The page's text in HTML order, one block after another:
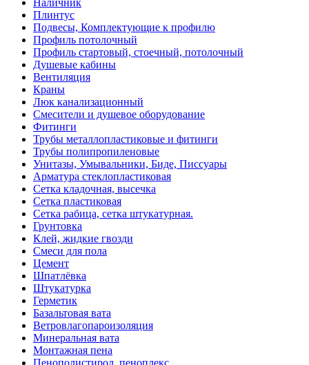
Плинтус
Подвесы, Комплектующие к профилю
Профиль потолочный
Профиль стартовый, стоечный, потолочный
Душевые кабины
Вентиляция
Краны
Люк канализационный
Смесители и душевое оборудование
Фитинги
Трубы металлопластиковые и фитинги
Трубы полипропиленовые
Унитазы, Умывальники, Биде, Писсуары
Арматура стеклопластиковая
Сетка кладочная, высечка
Сетка пластиковая
Сетка рабица, сетка штукатурная.
Грунтовка
Клей, жидкие гвозди
Смеси для пола
Цемент
Шпатлёвка
Штукатурка
Герметик
Базальтовая вата
Ветровлагопароизоляция
Минеральная вата
Монтажная пена
Пенополистирол, пеноплекс